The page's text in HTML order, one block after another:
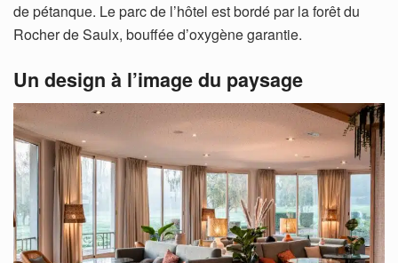
de pétanque. Le parc de l’hôtel est bordé par la forêt du
Rocher de Saulx, bouffée d’oxygène garantie.
Un design à l’image du paysage